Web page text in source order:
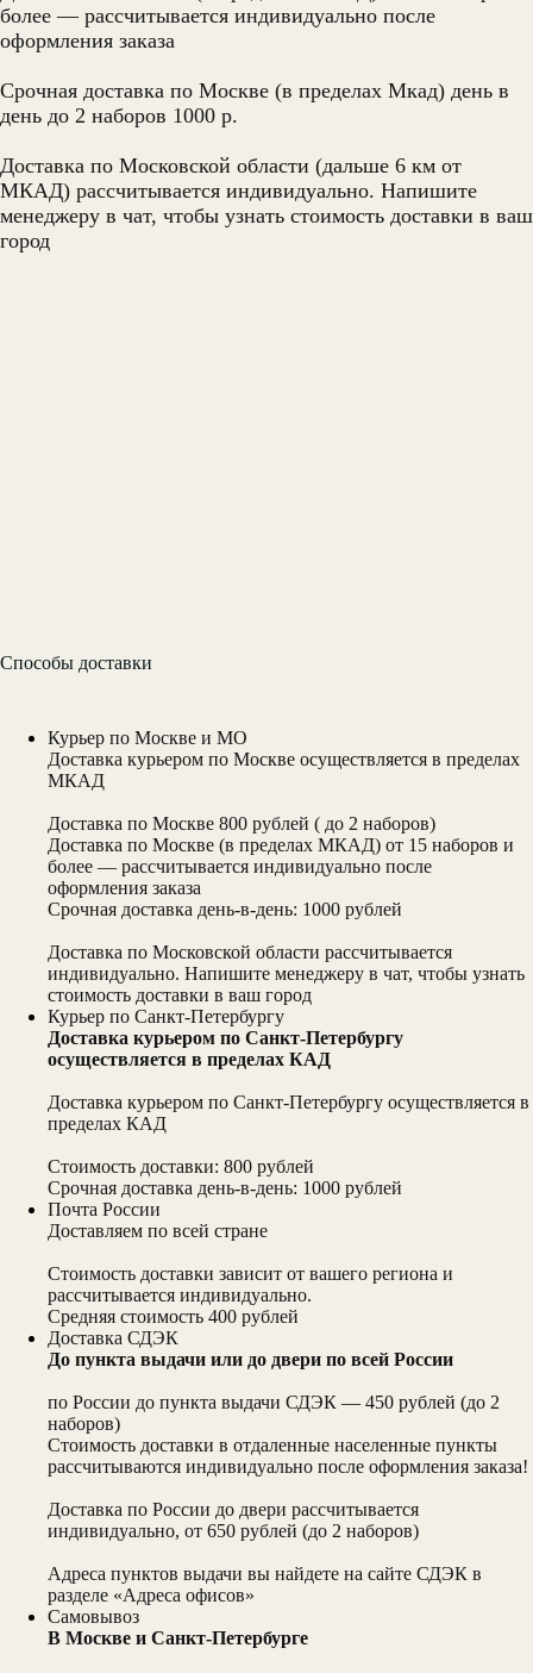
более — рассчитывается индивидуально после
оформления заказа
Срочная доставка по Москве (в пределах Мкад) день в
день до 2 наборов 1000 р.
Доставка по Московской области (дальше 6 км от
МКАД) рассчитывается индивидуально. Напишите
менеджеру в чат, чтобы узнать стоимость доставки в ваш
город
Способы доставки
Курьер по Москве и МО
Доставка курьером по Москве осуществляется в пределах
МКАД
Доставка по Москве 800 рублей ( до 2 наборов)
Доставка по Москве (в пределах МКАД) от 15 наборов и
более — рассчитывается индивидуально после
оформления заказа
Срочная доставка день-в-день: 1000 рублей
Доставка по Московской области рассчитывается
индивидуально. Напишите менеджеру в чат, чтобы узнать
стоимость доставки в ваш город
Курьер по Санкт-Петербургу
Доставка курьером по Санкт-Петербургу
осуществляется в пределах КАД
Доставка курьером по Санкт-Петербургу осуществляется в
пределах КАД
Стоимость доставки: 800 рублей
Срочная доставка день-в-день: 1000 рублей
Почта России
Доставляем по всей стране
Стоимость доставки зависит от вашего региона и
рассчитывается индивидуально.
Средняя стоимость 400 рублей
Доставка СДЭК
До пункта выдачи или до двери по всей России
по России до пункта выдачи СДЭК — 450 рублей (до 2
наборов)
Стоимость доставки в отдаленные населенные пункты
рассчитываются индивидуально после оформления заказа!
Доставка по России до двери рассчитывается
индивидуально, от 650 рублей (до 2 наборов)
Адреса пунктов выдачи вы найдете на сайте СДЭК в
разделе «Адреса офисов»
Самовывоз
В Москве и Санкт-Петербурге